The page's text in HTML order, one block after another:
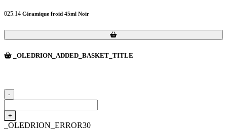
025.14 Céramique froid 45ml Noir
Loading...
Loading...
_OLEDRION_ADDED_BASKET_TITLE
-
+
_OLEDRION_ERROR30